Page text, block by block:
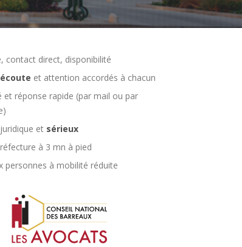
contact direct, disponibilité
écoute et attention accordés à chacun
et réponse rapide (par mail ou par
juridique et sérieux
à 3 mn à pied
personnes à mobilité réduite